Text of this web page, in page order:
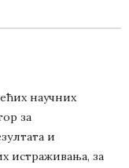
научних
за
и
истраживања, за